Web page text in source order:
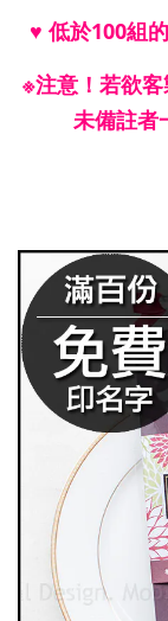
♥ 低於100組
※注意！若欲
未備註者